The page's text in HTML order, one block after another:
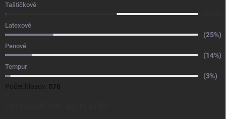
Taštičkové
Latexové
(25%)
Penové
(14%)
Tempur
(3%)
Počet hlasov: 576